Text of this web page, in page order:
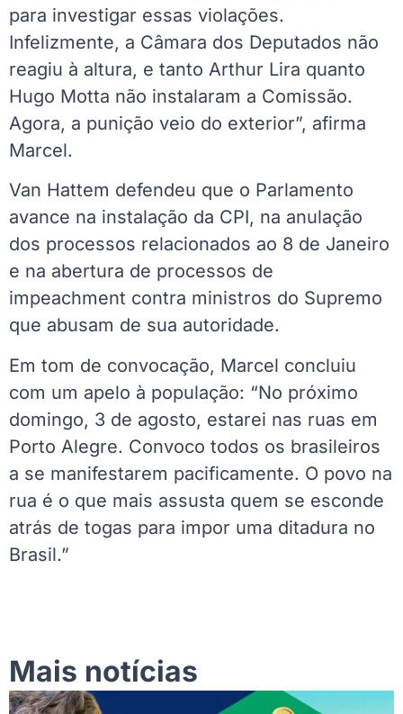
para investigar essas violações.
Infelizmente, a Câmara dos Deputados não
reagiu à altura, e tanto Arthur Lira quanto
Hugo Motta não instalaram a Comissão.
Agora, a punição veio do exterior”, afirma
Marcel.
Van Hattem defendeu que o Parlamento
avance na instalação da CPI, na anulação
dos processos relacionados ao 8 de Janeiro
e na abertura de processos de
impeachment contra ministros do Supremo
que abusam de sua autoridade.
Em tom de convocação, Marcel concluiu
com um apelo à população: “No próximo
domingo, 3 de agosto, estarei nas ruas em
Porto Alegre. Convoco todos os brasileiros
a se manifestarem pacificamente. O povo na
rua é o que mais assusta quem se esconde
atrás de togas para impor uma ditadura no
Brasil.”
Mais notícias